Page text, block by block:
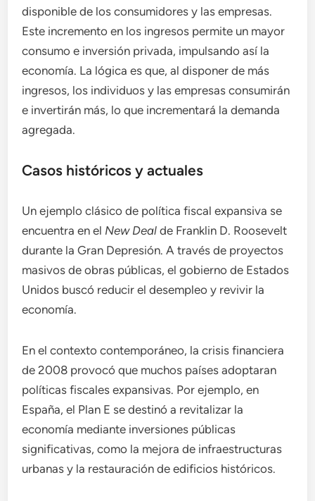
disponible de los consumidores y las empresas.
Este incremento en los ingresos permite un mayor
consumo e inversión privada, impulsando así la
economía. La lógica es que, al disponer de más
ingresos, los individuos y las empresas consumirán
e invertirán más, lo que incrementará la demanda
agregada.
Casos históricos y actuales
Un ejemplo clásico de política fiscal expansiva se
encuentra en el New Deal de Franklin D. Roosevelt
durante la Gran Depresión. A través de proyectos
masivos de obras públicas, el gobierno de Estados
Unidos buscó reducir el desempleo y revivir la
economía.
En el contexto contemporáneo, la crisis financiera
de 2008 provocó que muchos países adoptaran
políticas fiscales expansivas. Por ejemplo, en
España, el Plan E se destinó a revitalizar la
economía mediante inversiones públicas
significativas, como la mejora de infraestructuras
urbanas y la restauración de edificios históricos.